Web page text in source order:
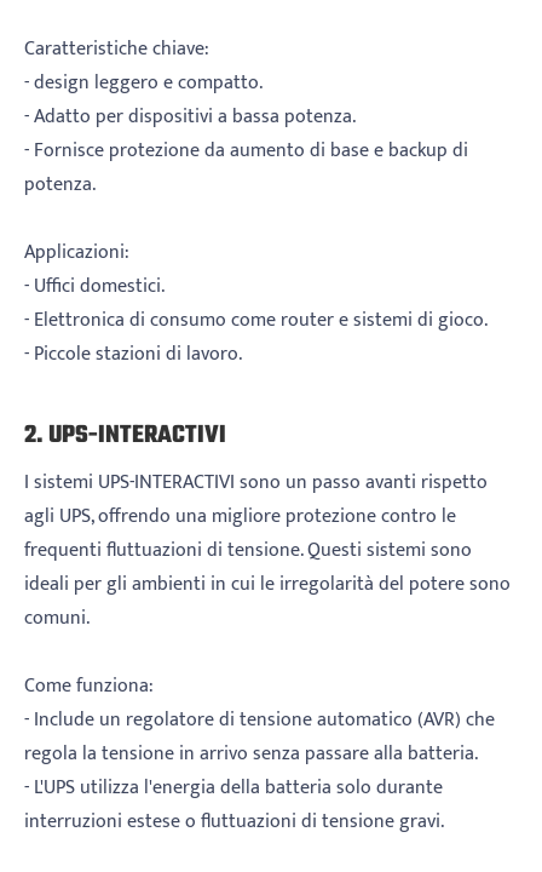
Caratteristiche chiave:
- design leggero e compatto.
- Adatto per dispositivi a bassa potenza.
- Fornisce protezione da aumento di base e backup di
potenza.
Applicazioni:
- Uffici domestici.
- Elettronica di consumo come router e sistemi di gioco.
- Piccole stazioni di lavoro.
2. UPS-INTERACTIVI
I sistemi UPS-INTERACTIVI sono un passo avanti rispetto
agli UPS, offrendo una migliore protezione contro le
frequenti fluttuazioni di tensione. Questi sistemi sono
ideali per gli ambienti in cui le irregolarità del potere sono
comuni.
Come funziona:
- Include un regolatore di tensione automatico (AVR) che
regola la tensione in arrivo senza passare alla batteria.
- L'UPS utilizza l'energia della batteria solo durante
interruzioni estese o fluttuazioni di tensione gravi.